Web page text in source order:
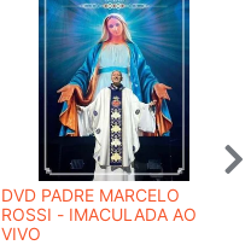
DVD PADRE MARCELO
ROSSI - IMACULADA AO
VIVO